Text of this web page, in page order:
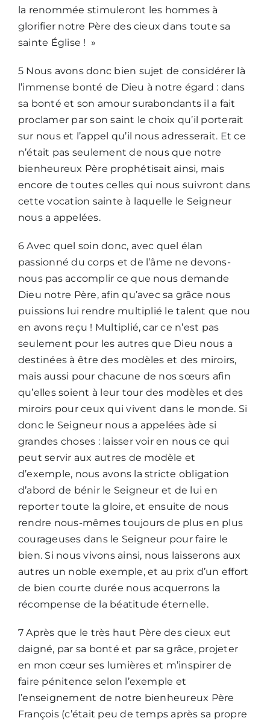
la renommée stimuleront les hommes à
glorifier notre Père des cieux dans toute sa
sainte Église ! »
5 Nous avons donc bien sujet de considérer là
l’immense bonté de Dieu à notre égard : dans
sa bonté et son amour surabondants il a fait
proclamer par son saint le choix qu’il porterait
sur nous et l’appel qu’il nous adresserait. Et ce
n’était pas seulement de nous que notre
bienheureux Père prophétisait ainsi, mais
encore de toutes celles qui nous suivront dans
cette vocation sainte à laquelle le Seigneur
nous a appelées.
6 Avec quel soin donc, avec quel élan
passionné du corps et de l’âme ne devons-
nous pas accomplir ce que nous demande
Dieu notre Père, afin qu’avec sa grâce nous
puissions lui rendre multiplié le talent que nou
en avons reçu ! Multiplié, car ce n’est pas
seulement pour les autres que Dieu nous a
destinées à être des modèles et des miroirs,
mais aussi pour chacune de nos sœurs afin
qu’elles soient à leur tour des modèles et des
miroirs pour ceux qui vivent dans le monde. Si
donc le Seigneur nous a appelées àde si
grandes choses : laisser voir en nous ce qui
peut servir aux autres de modèle et
d’exemple, nous avons la stricte obligation
d’abord de bénir le Seigneur et de lui en
reporter toute la gloire, et ensuite de nous
rendre nous-mêmes toujours de plus en plus
courageuses dans le Seigneur pour faire le
bien. Si nous vivons ainsi, nous laisserons aux
autres un noble exemple, et au prix d’un effort
de bien courte durée nous acquerrons la
récompense de la béatitude éternelle.
7 Après que le très haut Père des cieux eut
daigné, par sa bonté et par sa grâce, projeter
en mon cœur ses lumières et m’inspirer de
faire pénitence selon l’exemple et
l’enseignement de notre bienheureux Père
François (c’était peu de temps après sa propre